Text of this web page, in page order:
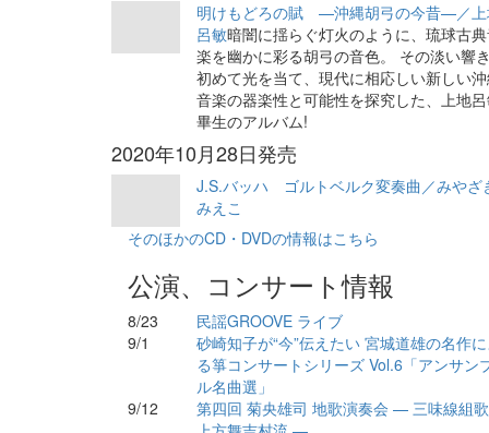
明けもどろの賦 —沖縄胡弓の今昔—／
呂敏暗闇に揺らぐ灯火のように、琉球古
楽を幽かに彩る胡弓の音色。 その淡い響
初めて光を当て、現代に相応しい新しい
音楽の器楽性と可能性を探究した、上地
畢生のアルバム!
2020年10月28日発売
J.S.バッハ ゴルトベルク変奏曲／みやざ
みえこ
そのほかのCD・DVDの情報はこちら
公演、コンサート情報
8/23
民謡GROOVE ライブ
9/1
砂崎知子が“今”伝えたい 宮城道雄の名作に
る箏コンサートシリーズ Vol.6「アンサン
ル名曲選」
9/12
第四回 菊央雄司 地歌演奏会 — 三味線組